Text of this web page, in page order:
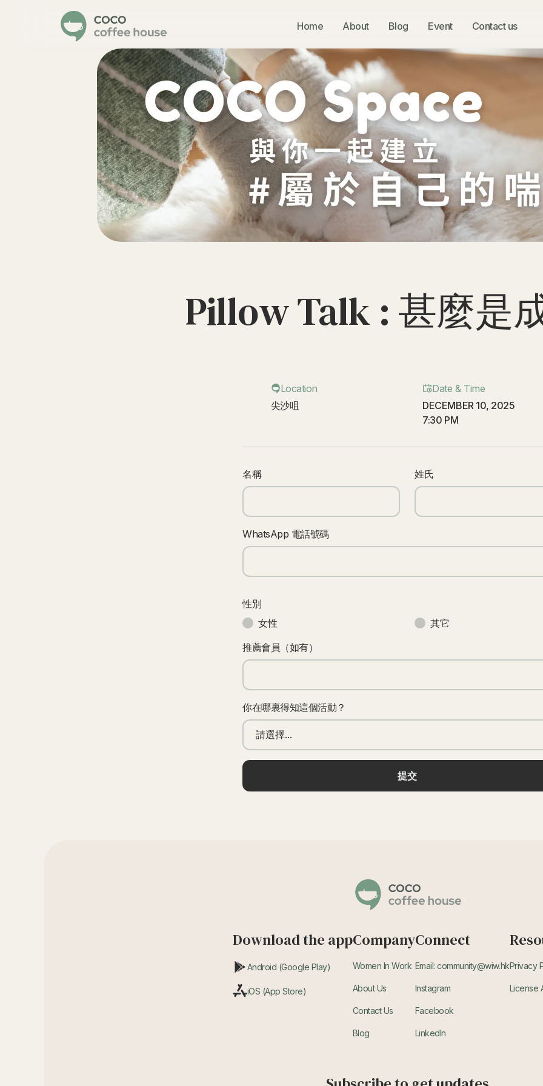
Home About Blog Event Contact us
Pillow Talk : 甚麼是
Location
尖沙咀
Date & Time
DECEMBER 10, 2025
7:30 PM
名稱 姓氏
WhatsApp 電話號碼
性別
女性
其它
推薦會員（如有）
你在哪裏得知這個活動？
Download the app
Android (Google Play)
iOS (App Store)
Company
Women In Work
About Us
Contact Us
Blog
Connect
Email: community@wiw.hk
Instagram
Facebook
LinkedIn
Privacy
License